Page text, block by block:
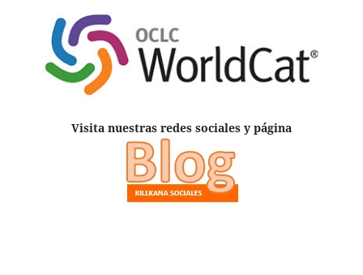
Visita nuestras redes sociales y página